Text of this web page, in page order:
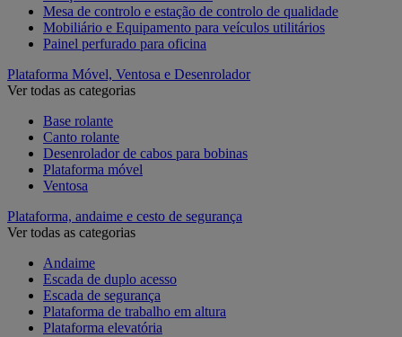
Mesa de controlo e estação de controlo de qualidade
Mobiliário e Equipamento para veículos utilitários
Painel perfurado para oficina
Plataforma Móvel, Ventosa e Desenrolador
Ver todas as categorias
Base rolante
Canto rolante
Desenrolador de cabos para bobinas
Plataforma móvel
Ventosa
Plataforma, andaime e cesto de segurança
Ver todas as categorias
Andaime
Escada de duplo acesso
Escada de segurança
Plataforma de trabalho em altura
Plataforma elevatória